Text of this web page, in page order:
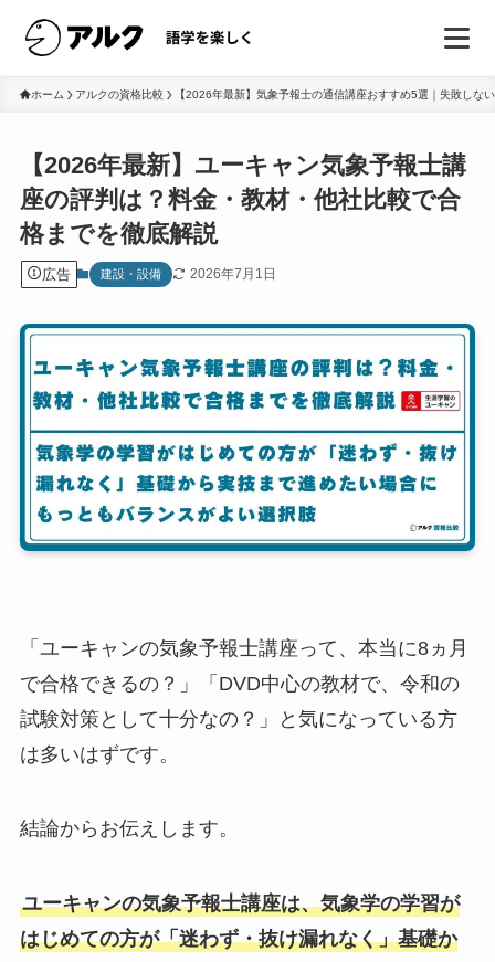
ホーム アルクの資格比較 【2026年最新】気象予報士の通信講座おすすめ5選｜失敗しな
【2026年最新】ユーキャン気象予報士講
座の評判は？料金・教材・他社比較で合
格までを徹底解説
広告 建設・設備 2026年7月1日
「ユーキャンの気象予報士講座って、本当に8ヵ月
で合格できるの？」「DVD中心の教材で、令和の
試験対策として十分なの？」と気になっている方
は多いはずです。
結論からお伝えします。
ユーキャンの気象予報士講座は、気象学の学習が
はじめての方が「迷わず・抜け漏れなく」基礎か